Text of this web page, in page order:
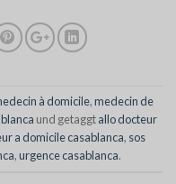
à domicile,medecin de
und getaggtallo docteur
a domicile casablanca, sos
,urgence casablanca.